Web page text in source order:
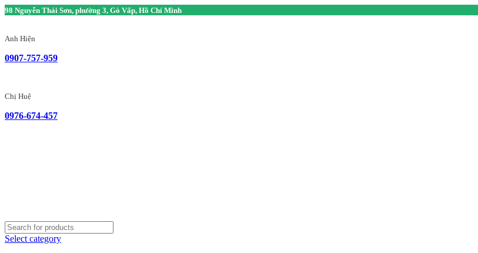
98 Nguyễn Thái Sơn, phường 3, Gò Vấp, Hồ Chí Minh
Anh Hiện
0907-757-959
Chị Huệ
0976-674-457
Select category